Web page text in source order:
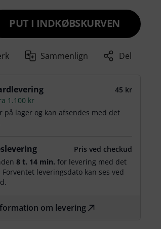
PUT I INDKØBSKURVEN
Sammenlign Del
45 kr
1.100 kr
på lager og kan afsendes med det
Pris ved checkud
8 t. 14 min. for levering med det
Forventet leveringsdato kan ses ved
om levering